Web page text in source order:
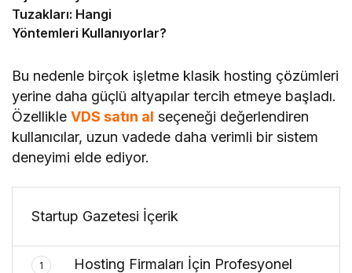
Tuzakları: Hangi
Yöntemleri Kullanıyorlar?
Bu nedenle birçok işletme klasik hosting çözümleri
yerine daha güçlü altyapılar tercih etmeye başladı.
ÖzellikleVDS satın al seçeneği değerlendiren
kullanıcılar, uzun vadede daha verimli bir sistem
deneyimi elde ediyor.
Startup Gazetesi İçerik
1
Hosting Firmaları İçin Profesyonel